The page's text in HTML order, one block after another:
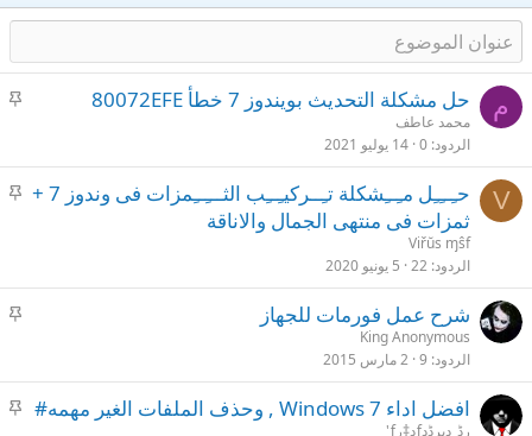
م
م
حل مشكلة التحديث بويندوز 7 خطأ 80072EFE
محمد عاطف
الردود 0 14 يوليو 2021
V
م
حـِــِـِل مـِــِشكلة تـِــركيـِــِب الثـــِــِمزات فى وندوز 7 +
ثمزات فى منتهى الجمال والاناقة
Viřŭs ɱŝf
الردود 22 5 يونيو 2020
م
شرح عمل فورمات للجهاز
King Anonymous
الردود 9 2 مارس 2015
م
افضل اداء Windows 7 , وحذف الملفات الغير مهمه#
رڈ_دپرڈدƒد‡رƒ'